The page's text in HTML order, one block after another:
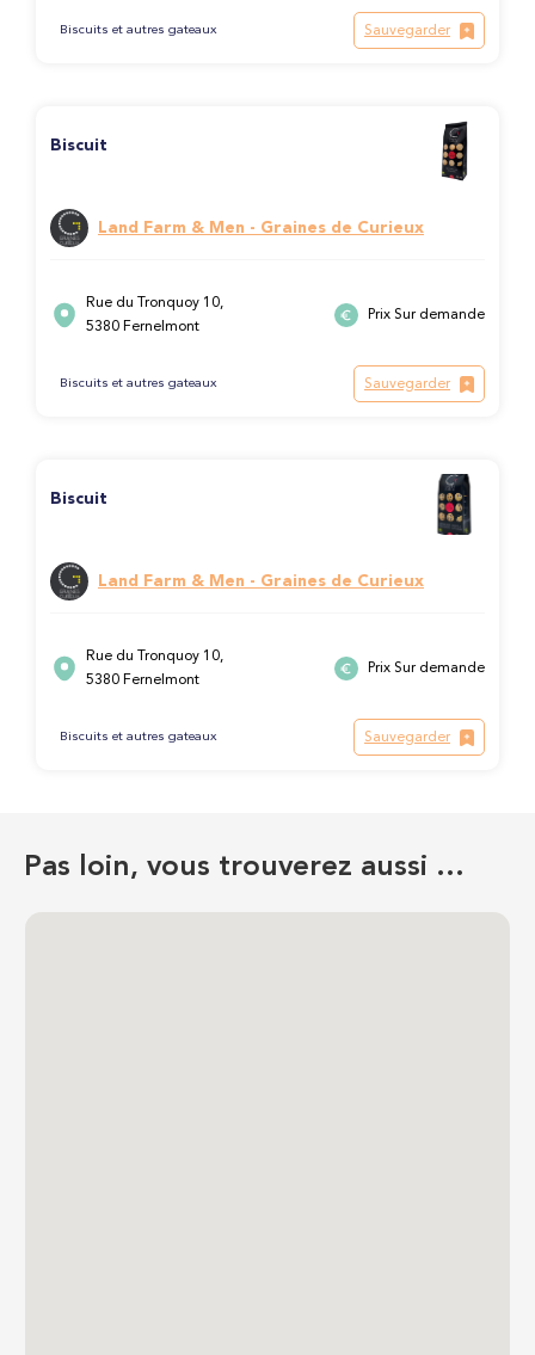
Biscuits et autres gateaux Sauvegarder
Biscuit
Land Farm & Men - Graines de Curieux
Rue du Tronquoy 10,
5380 Fernelmont
Prix Sur demande
Biscuits et autres gateaux Sauvegarder
Biscuit
Land Farm & Men - Graines de Curieux
Rue du Tronquoy 10,
5380 Fernelmont
Prix Sur demande
Biscuits et autres gateaux Sauvegarder
Pas loin, vous trouverez aussi …